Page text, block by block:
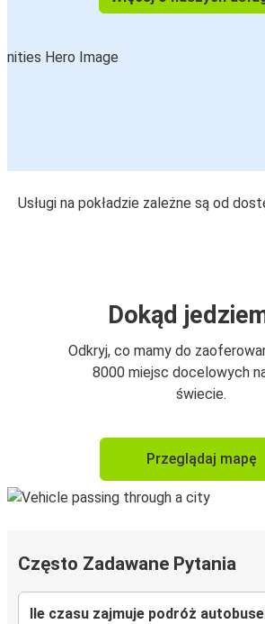
Usługi na pokładzie zależne są od
Dokąd
Odkryj, co mamy do
8000 miejsc docelowych
świecie.
Przeglądaj mapę
Często Zadawane Pytania
Ile czasu zajmuje podróż